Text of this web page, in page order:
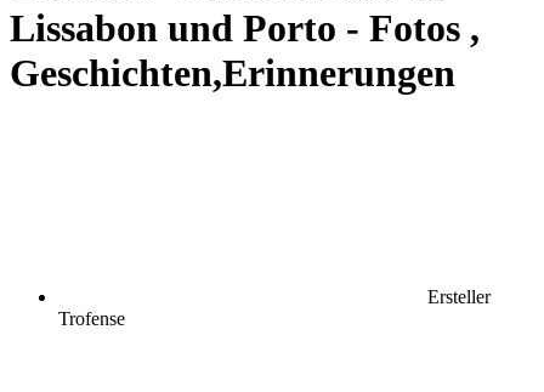
Lissabon und Porto - Fotos ,
Geschichten,Erinnerungen
Ersteller
Trofense